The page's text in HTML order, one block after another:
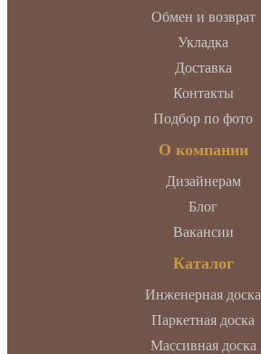
Обмен и возврат
Укладка
Доставка
Контакты
Подбор по фото
О компании
Дизайнерам
Блог
Вакансии
Каталог
Инженерная доска
Паркетная доска
Массивная доска